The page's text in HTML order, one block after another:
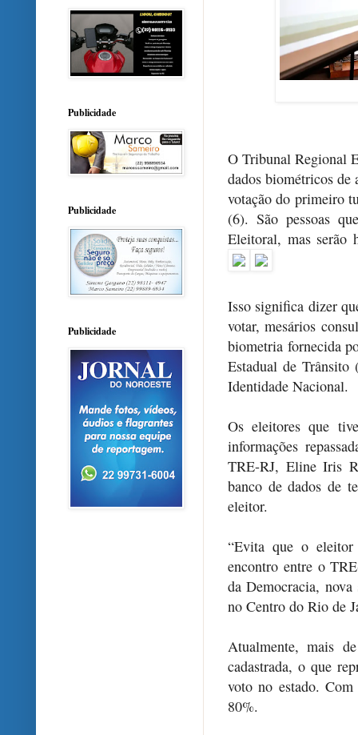
O Tribunal Regional
dados biométricos de
votação do primeiro
(6). São pessoas
Eleitoral, mas serão
Isso significa dizer
votar, mesários
biometria fornecida
Estadual de Trânsito
Identidade Nacional.
Os eleitores que
informações
TRE-RJ, Eline Iris
banco de dados de
eleitor.
“Evita que o eleitor
encontro entre o
da Democracia,
no Centro do Rio de
Atualmente, mais
cadastrada, o que
voto no estado.
80%.
Publicidade
Publicidade
Publicidade